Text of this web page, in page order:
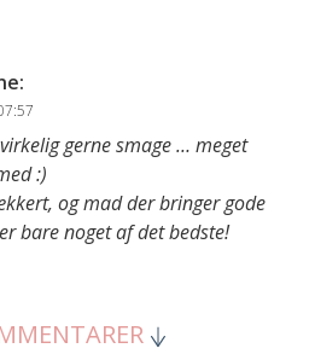
:
gerne smage … meget
:)
og mad der bringer gode
bare noget af det bedste!